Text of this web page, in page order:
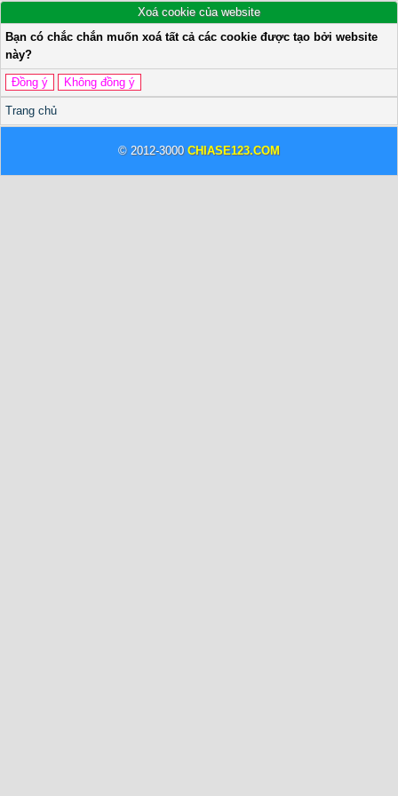
Xoá cookie của website
Bạn có chắc chắn muốn xoá tất cả các cookie được tạo bởi website
này?
Trang chủ
© 2012-3000 CHIASE123.COM